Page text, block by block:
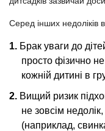
Серед інших недоліків
Брак уваги до
просто фізично
кожній дитині в
Вищий ризик
не зовсім
(наприклад,